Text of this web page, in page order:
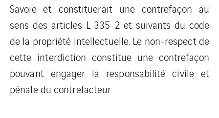
Savoie et constituerait une contrefaçon au
sens des articles L 335-2 et suivants du code
de la propriété intellectuelle. Le non-respect de
cette interdiction constitue une contrefaçon
pouvant engager la responsabilité civile et
pénale du contrefacteur.